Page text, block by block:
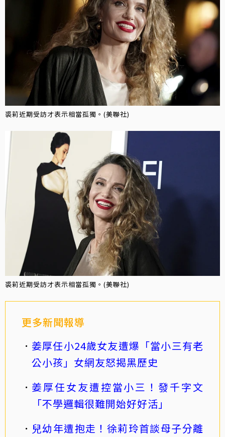
裘莉近期受訪才表示相當孤獨。(美聯社)
裘莉近期受訪才表示相當孤獨。(美聯社)
更多新聞報導
姜厚任小24歲女友遭爆「當小三有老
公小孩」女網友怒揭黑歷史
姜厚任女友遭控當小三！發千字文
「不學邏輯很難開始好好活」
兒幼年遭抱走！徐莉玲首談母子分離